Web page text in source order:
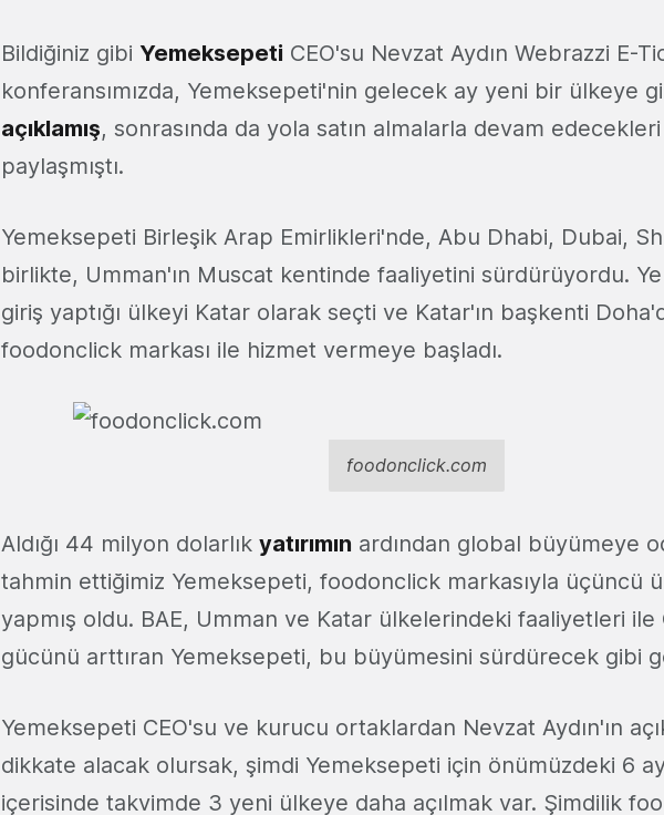
Bildiğiniz gibi Yemeksepeti CEO'su Nevzat Aydın Webrazzi E-
konferansımızda, Yemeksepeti'nin gelecek ay yeni bir ülkeye
açıklamış, sonrasında da yola satın almalarla devam
paylaşmıştı.
Yemeksepeti Birleşik Arap Emirlikleri'nde, Abu Dhabi, Dubai,
birlikte, Umman'ın Muscat kentinde faaliyetini sürdürüyordu.
giriş yaptığı ülkeyi Katar olarak seçti ve Katar'ın başkenti
foodonclick markası ile hizmet vermeye başladı.
foodonclick.com
Aldığı 44 milyon dolarlık yatırımın ardından global büyümeye
tahmin ettiğimiz Yemeksepeti, foodonclick markasıyla üçüncü
yapmış oldu. BAE, Umman ve Katar ülkelerindeki faaliyetleri
gücünü arttıran Yemeksepeti, bu büyümesini sürdürecek gibi
Yemeksepeti CEO'su ve kurucu ortaklardan Nevzat Aydın'ın
dikkate alacak olursak, şimdi Yemeksepeti için önümüzdeki 6
içerisinde takvimde 3 yeni ülkeye daha açılmak var. Şimdilik